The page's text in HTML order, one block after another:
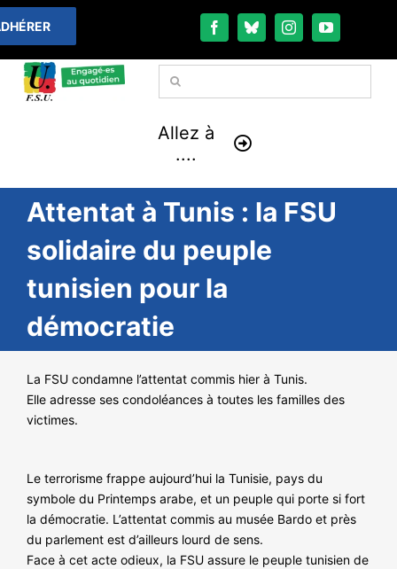
Passer
au
contenu
Rechercher:
Allez à
....
À LA UNE
THÉMATIQUES
LA VIE FÉDÉRALE
COMMUNIQUÉS
NOS ACTIONS
Attentat à Tunis : la FSU
solidaire du peuple
tunisien pour la
démocratie
La FSU condamne l’attentat commis hier à Tunis.
Elle adresse ses condoléances à toutes les familles des
victimes.
Le terrorisme frappe aujourd’hui la Tunisie, pays du
symbole du Printemps arabe, et un peuple qui porte si fort
la démocratie. L’attentat commis au musée Bardo et près
du parlement est d’ailleurs lourd de sens.
Face à cet acte odieux, la FSU assure le peuple tunisien de